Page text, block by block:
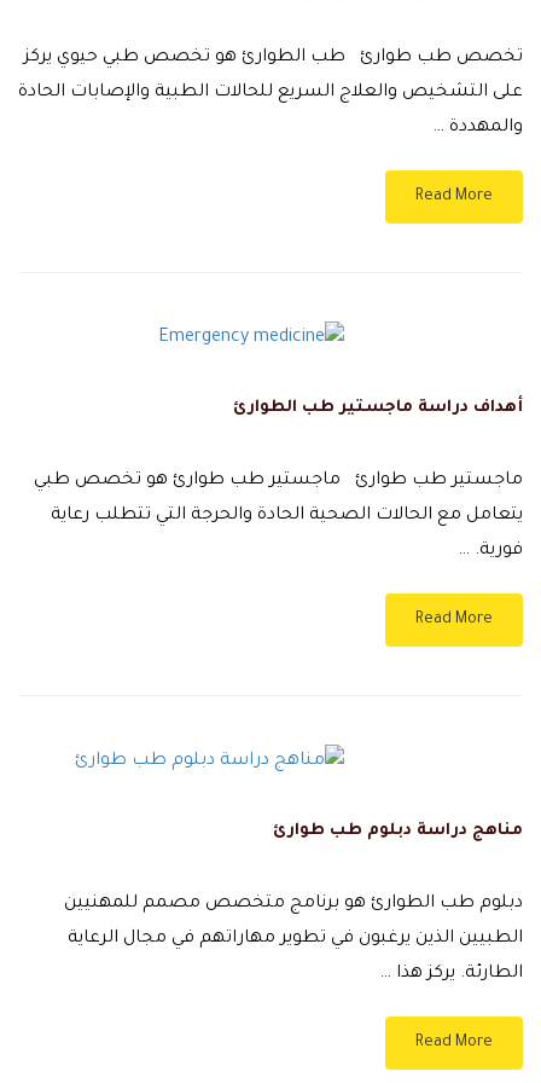
تخصص طب طوارئ طب الطوارئ هو تخصص طبي حيوي يركز
على التشخيص والعلاج السريع للحالات الطبية والإصابات الحادة
والمهددة …
Read More
أهداف دراسة ماجستير طب الطوارئ
ماجستير طب طوارئ ماجستير طب طوارئ هو تخصص طبي
يتعامل مع الحالات الصحية الحادة والحرجة التي تتطلب رعاية
فورية. …
Read More
مناهج دراسة دبلوم طب طوارئ
دبلوم طب الطوارئ هو برنامج متخصص مصمم للمهنيين
الطبيين الذين يرغبون في تطوير مهاراتهم في مجال الرعاية
الطارئة. يركز هذا …
Read More